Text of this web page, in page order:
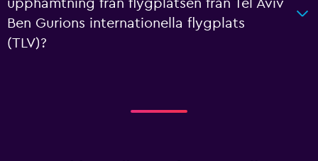
upphämtning från flygplatsen från Tel Aviv
Ben Gurions internationella flygplats
(TLV)?